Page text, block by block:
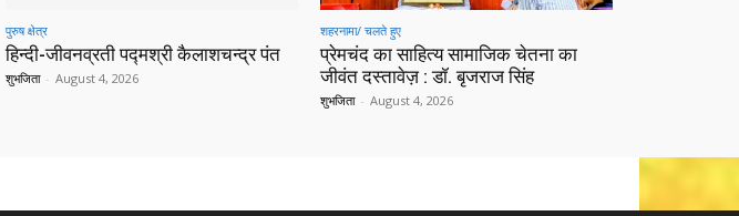
पुरुष क्षेत्र
हिन्‍दी-जीवनव्रती पद्मश्री कैलाशचन्‍द्र पंत
शुभजिता - August 4, 2026
शहरनामा/ चलते हुए
प्रेमचंद का साहित्य सामाजिक चेतना का
जीवंत दस्तावेज़ : डॉ. बृजराज सिंह
शुभजिता - August 4, 2026